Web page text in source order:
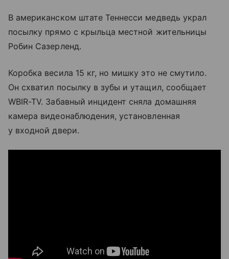
В американском штате Теннесси медведь украл
посылку прямо с крыльца местной жительницы
Робин Сазерленд.
Коробка весила 15 кг, но мишку это не смутило.
Он схватил посылку в зубы и утащил, сообщает
WBIR-TV. Забавный инцидент сняла домашняя
камера видеонаблюдения, установленная
у входной двери.